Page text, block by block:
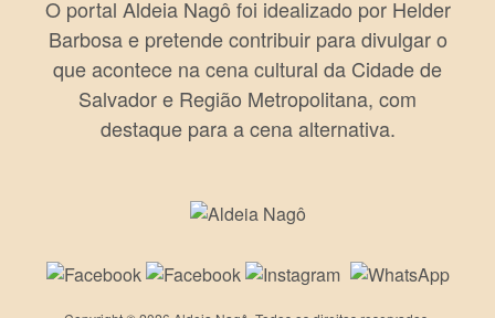
O portal Aldeia Nagô foi idealizado por Helder
Barbosa e pretende contribuir para divulgar o
que acontece na cena cultural da Cidade de
Salvador e Região Metropolitana, com
destaque para a cena alternativa.